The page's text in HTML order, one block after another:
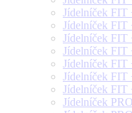
Jídelníček FIT
Jídelníček FIT
Jídelníček FIT
Jídelníček FIT
Jídelníček FIT
Jídelníček FIT
Jídelníček FIT
Jídelníček